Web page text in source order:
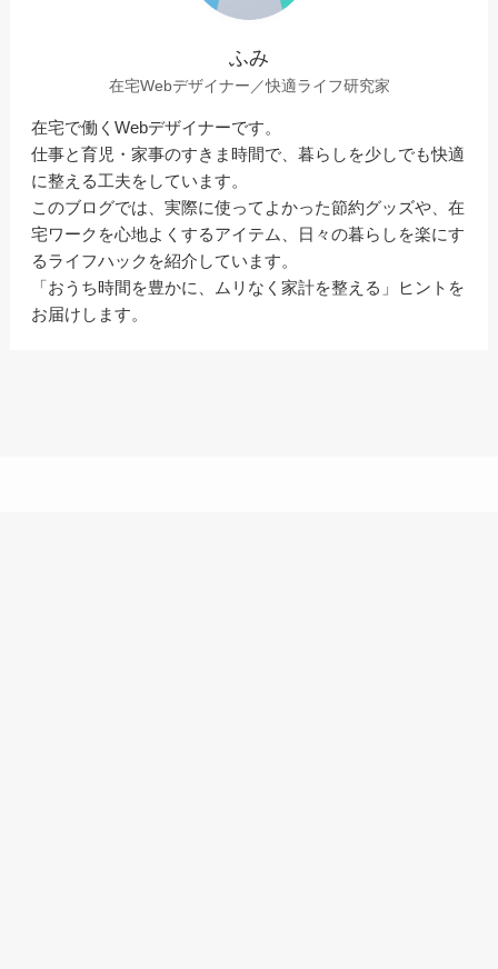
ふみ
在宅Webデザイナー／快適ライフ研究家
在宅で働くWebデザイナーです。
仕事と育児・家事のすきま時間で、暮らしを少しでも快適
に整える工夫をしています。
このブログでは、実際に使ってよかった節約グッズや、在
宅ワークを心地よくするアイテム、日々の暮らしを楽にす
るライフハックを紹介しています。
「おうち時間を豊かに、ムリなく家計を整える」ヒントを
お届けします。